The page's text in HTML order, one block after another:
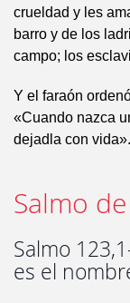
crueldad y les
barro y de los
campo; los
Y el faraón
«Cuando nazca
dejadla con vida».
Salmo
Salmo
es el